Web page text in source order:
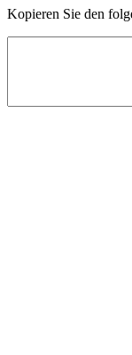
Kopieren Sie den